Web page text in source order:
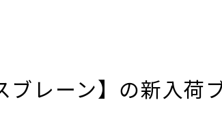
ブレーン】の新入荷